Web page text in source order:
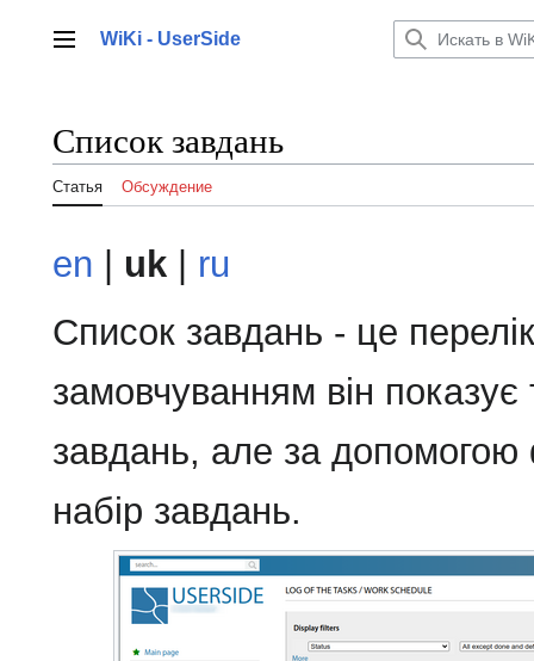
содержаниюГлавное меню
WiKi - UserSide
Список завдань
Статья Обсуждение
en uk
ru
Список завдань - це
замовчуванням він показує
завдань, але за допомогою
набір завдань.